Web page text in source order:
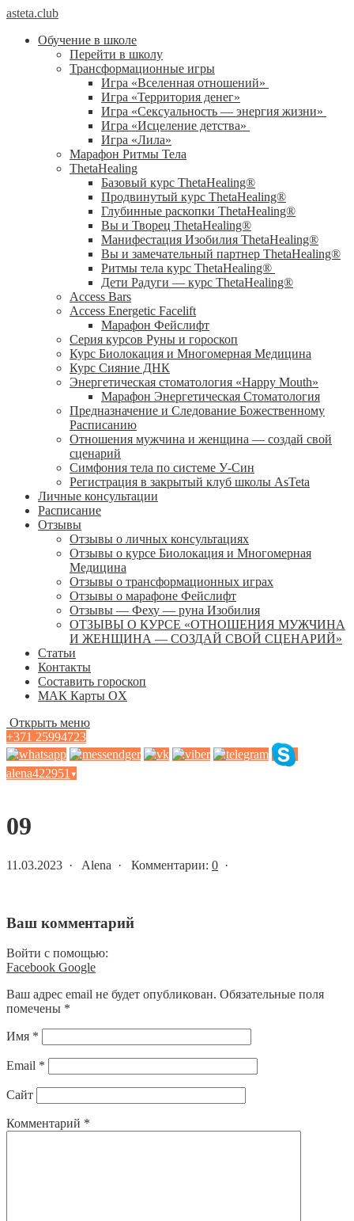
asteta.club
Обучение в школе
Перейти в школу
Трансформационные игры
Игра «Вселенная отношений»
Игра «Территория денег»
Игра «Сексуальность — энергия жизни»
Игра «Исцеление детства»
Игра «Лила»
Марафон Ритмы Тела
ThetaHealing
Базовый курс ThetaHealing®
Продвинутый курс ThetaHealing®
Глубинные раскопки ThetaHealing®
Вы и Творец ThetaHealing®
Манифестация Изобилия ThetaHealing®
Вы и замечательный партнер ThetaHealing®
Ритмы тела курс ThetaHealing®
Дети Радуги — курс ThetaHealing®
Access Bars
Access Energetic Facelift
Марафон Фейслифт
Серия курсов Руны и гороскоп
Курс Биолокация и Многомерная Медицина
Курс Сияние ДНК
Энергетическая стоматология «Happy Mouth»
Марафон Энергетическая Cтоматология
Предназначение и Следование Божественному
Расписанию
Отношения мужчина и женщина — создай свой
сценарий
Симфония тела по системе У-Син
Регистрация в закрытый клуб школы AsTeta
Личные консультации
Расписание
Отзывы
Отзывы о личных консультациях
Отзывы о курсе Биолокация и Многомерная
Медицина
Отзывы о трансформационных играх
Отзывы о марафоне Фейслифт
Отзывы — Феху — руна Изобилия
ОТЗЫВЫ О КУРСЕ «ОТНОШЕНИЯ МУЖЧИНА
И ЖЕНЩИНА — СОЗДАЙ СВОЙ СЦЕНАРИЙ»
Статьи
Контакты
Составить гороскоп
МАК Карты OХ
Открыть меню
+371 25994723
alena422951 ▾
09
11.03.2023 · Alena · Комментарии: 0 ·
Ваш комментарий
Войти с помощью:
Facebook Google
Ваш адрес email не будет опубликован. Обязательные поля
помечены *
Имя *
Email *
Сайт
Комментарий *